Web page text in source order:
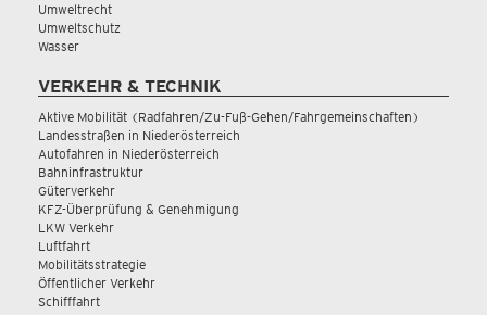
Umweltrecht
Umweltschutz
Wasser
VERKEHR & TECHNIK
Aktive Mobilität (Radfahren/Zu-Fuß-Gehen/Fahrgemeinschaften)
Landesstraßen in Niederösterreich
Autofahren in Niederösterreich
Bahninfrastruktur
Güterverkehr
KFZ-Überprüfung & Genehmigung
LKW Verkehr
Luftfahrt
Mobilitätsstrategie
Öffentlicher Verkehr
Schifffahrt